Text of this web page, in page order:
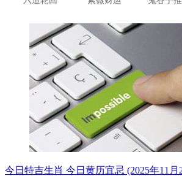
今日特吉生肖 今日黄历宜忌 (2025年11月